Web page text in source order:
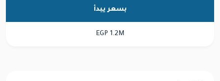
بسعر يبدأ
EGP 1.2M